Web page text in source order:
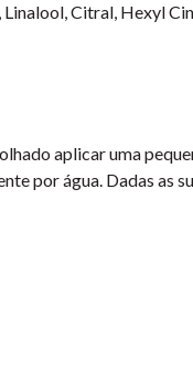
Citral, Hexyl
aplicar uma
por água. Dadas as